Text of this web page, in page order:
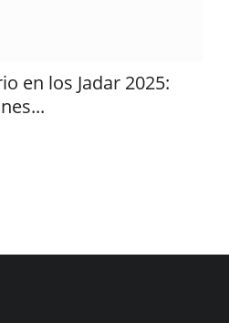
en los Jadar 2025: